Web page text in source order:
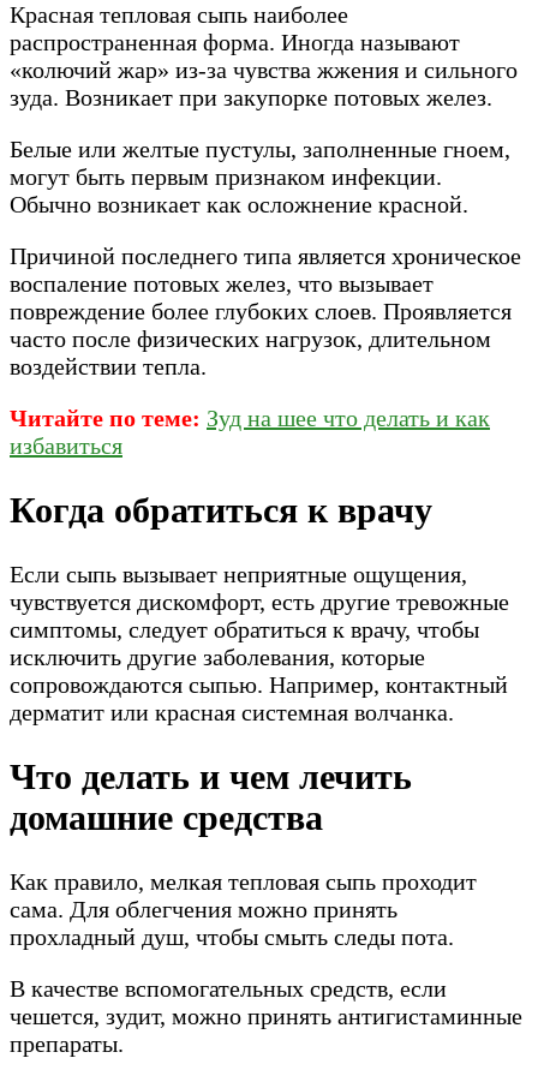
Красная тепловая сыпь наиболее
распространенная форма. Иногда называют
«колючий жар» из-за чувства жжения и сильного
зуда. Возникает при закупорке потовых желез.
Белые или желтые пустулы, заполненные гноем,
могут быть первым признаком инфекции.
Обычно возникает как осложнение красной.
Причиной последнего типа является хроническое
воспаление потовых желез, что вызывает
повреждение более глубоких слоев. Проявляется
часто после физических нагрузок, длительном
воздействии тепла.
Читайте по теме: Зуд на шее что делать и как
избавиться
Когда обратиться к врачу
Если сыпь вызывает неприятные ощущения,
чувствуется дискомфорт, есть другие тревожные
симптомы, следует обратиться к врачу, чтобы
исключить другие заболевания, которые
сопровождаются сыпью. Например, контактный
дерматит или красная системная волчанка.
Что делать и чем лечить
домашние средства
Как правило, мелкая тепловая сыпь проходит
сама. Для облегчения можно принять
прохладный душ, чтобы смыть следы пота.
В качестве вспомогательных средств, если
чешется, зудит, можно принять антигистаминные
препараты.